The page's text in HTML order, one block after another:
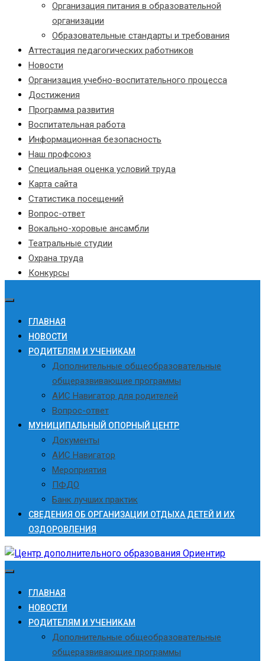
Организация питания в образовательной
организации
Образовательные стандарты и требования
Аттестация педагогических работников
Новости
Организация учебно-воспитательного процесса
Достижения
Программа развития
Воспитательная работа
Информационная безопасность
Наш профсоюз
Специальная оценка условий труда
Карта сайта
Статистика посещений
Вопрос-ответ
Вокально-хоровые ансамбли
Театральные студии
Охрана труда
Конкурсы
ГЛАВНАЯ
НОВОСТИ
РОДИТЕЛЯМ И УЧЕНИКАМ
Дополнительные общеобразовательные
общеразвивающие программы
АИС Навигатор для родителей
Вопрос-ответ
МУНИЦИПАЛЬНЫЙ ОПОРНЫЙ ЦЕНТР
Документы
АИС Навигатор
Мероприятия
ПФДО
Банк лучших практик
СВЕДЕНИЯ ОБ ОРГАНИЗАЦИИ ОТДЫХА ДЕТЕЙ И ИХ
ОЗДОРОВЛЕНИЯ
ГЛАВНАЯ
НОВОСТИ
РОДИТЕЛЯМ И УЧЕНИКАМ
Дополнительные общеобразовательные
общеразвивающие программы